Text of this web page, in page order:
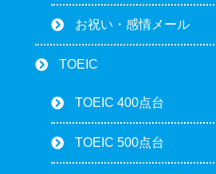
お祝い・感情メール
TOEIC
TOEIC 400点台
TOEIC 500点台